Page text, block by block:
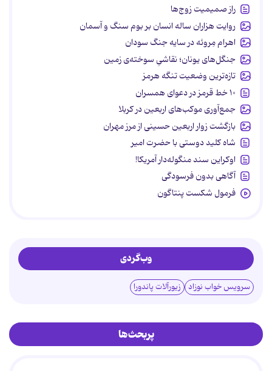
راز صمیمیت زوج‌ها
روایت هزاران ساله انسان بر بوم سنگ و آسمان
اهرام مِروئه در سایه جنگ سودان
جنگل‌های یونان؛ نقاشیِ سوخته‌ی زمین
تازه‌ترین وضعیت تنگه هرمز
۱۰ خط قرمز در دعوای همسران
جمع‌آوری موکب‌های اربعین در کربلا
بازگشت زوار اربعین حسینی از مرز مهران
شاه کلید دوستی با حضرت امیر
اوکراین سند منگوله‌دار آمریکا!
آگاهی بدون فرسودگی
فرمول شکست پنتاگون
وب‌گردی
سرویس خواب نوزاد زیورآلات پاندورا
پربحث‌ها